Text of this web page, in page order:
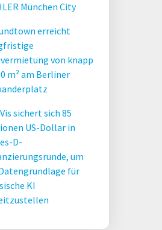
München City
erreicht
von knapp
m² am Berliner
sichert sich 85
US-Dollar in
D-
um
für
KI